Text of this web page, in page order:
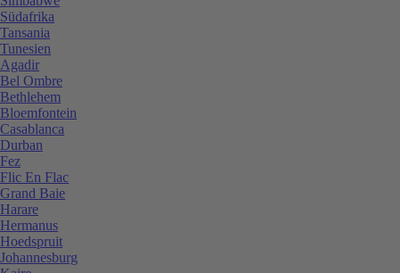
Südafrika
Tansania
Tunesien
Agadir
Bel Ombre
Bethlehem
Bloemfontein
Casablanca
Durban
Fez
Flic En Flac
Grand Baie
Harare
Hermanus
Hoedspruit
Johannesburg